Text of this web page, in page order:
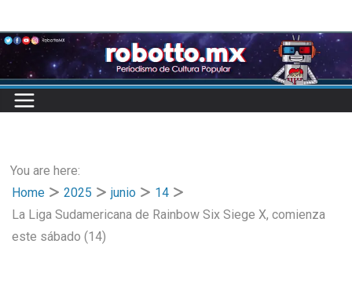
to
content
You are here:
Home
2025 junio
14
La Liga Sudamericana de Rainbow Six Siege X, comienza
este sábado (14)